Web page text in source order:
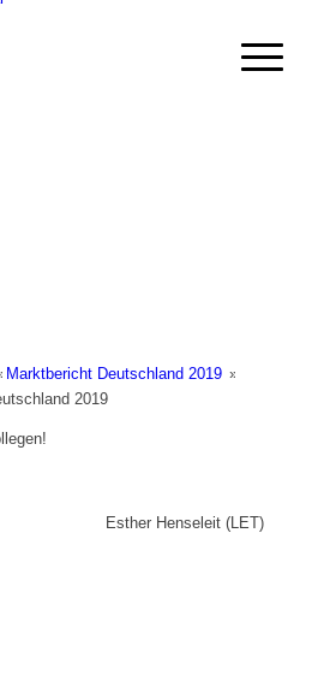
Marktbericht Deutschland 2019 »
2019
Esther Henseleit (LET)